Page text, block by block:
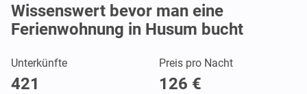
Wissenswert bevor man eine
Ferienwohnung in Husum bucht
Unterkünfte
421
Preis pro Nacht
126 €